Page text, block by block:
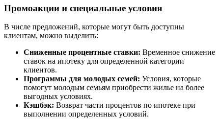
Промоакции и специальные условия
В числе предложений, которые могут быть доступны
клиентам, можно выделить:
Сниженные процентные ставки: Временное снижение
ставок на ипотеку для определенной категории
клиентов.
Программы для молодых семей: Условия, которые
помогут молодым семьям приобрести жилье на более
выгодных условиях.
Кэшбэк: Возврат части процентов по ипотеке при
выполнении определенных условий.